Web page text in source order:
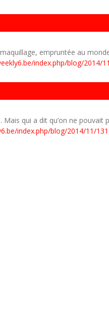
empruntée au
index.php/blog/2014/
qui a dit qu’on ne pouvait
index.php/blog/2014/11/